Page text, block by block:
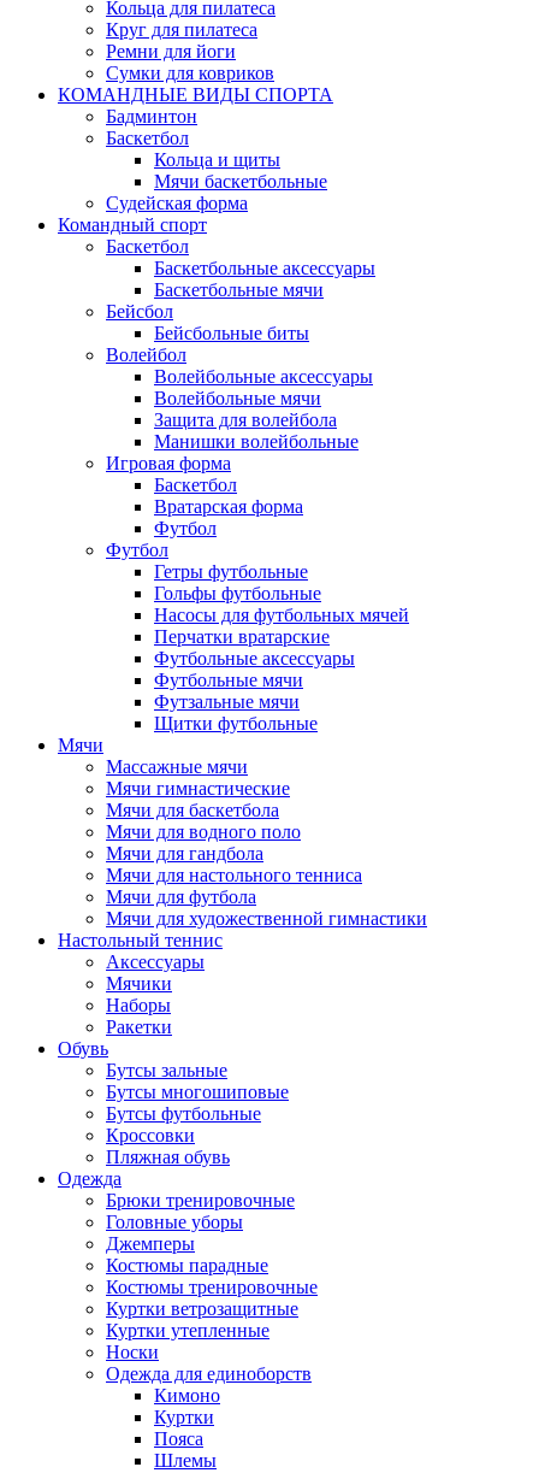
Кольца для пилатеса
Круг для пилатеса
Ремни для йоги
Сумки для ковриков
КОМАНДНЫЕ ВИДЫ СПОРТА
Бадминтон
Баскетбол
Кольца и щиты
Мячи баскетбольные
Судейская форма
Командный спорт
Баскетбол
Баскетбольные аксессуары
Баскетбольные мячи
Бейсбол
Бейсбольные биты
Волейбол
Волейбольные аксессуары
Волейбольные мячи
Защита для волейбола
Манишки волейбольные
Игровая форма
Баскетбол
Вратарская форма
Футбол
Футбол
Гетры футбольные
Гольфы футбольные
Насосы для футбольных мячей
Перчатки вратарские
Футбольные аксессуары
Футбольные мячи
Футзальные мячи
Щитки футбольные
Мячи
Массажные мячи
Мячи гимнастические
Мячи для баскетбола
Мячи для водного поло
Мячи для гандбола
Мячи для настольного тенниса
Мячи для футбола
Мячи для художественной гимнастики
Настольный теннис
Аксессуары
Мячики
Наборы
Ракетки
Обувь
Бутсы зальные
Бутсы многошиповые
Бутсы футбольные
Кроссовки
Пляжная обувь
Одежда
Брюки тренировочные
Головные уборы
Джемперы
Костюмы парадные
Костюмы тренировочные
Куртки ветрозащитные
Куртки утепленные
Носки
Одежда для единоборств
Кимоно
Куртки
Пояса
Шлемы